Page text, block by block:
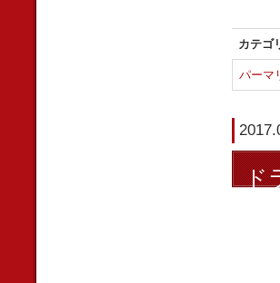
カテゴ
パーマ
ド